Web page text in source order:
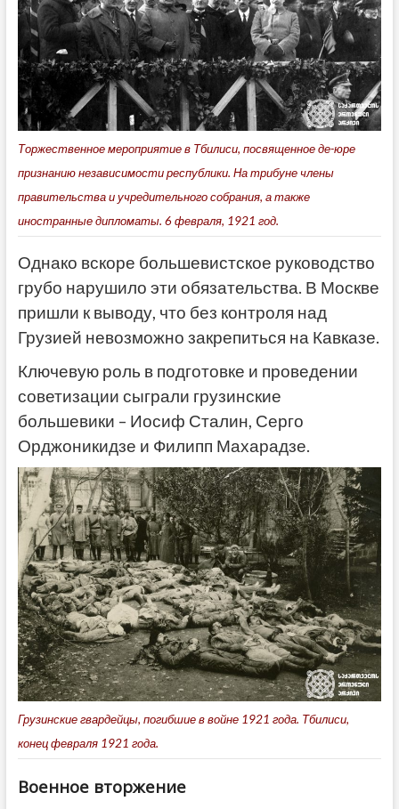
Торжественное мероприятие в Тбилиси, посвященное де-юре
признанию независимости республики. На трибуне члены
правительства и учредительного собрания, а также
иностранные дипломаты. 6 февраля, 1921 год.
Однако вскоре большевистское руководство
грубо нарушило эти обязательства. В Москве
пришли к выводу, что без контроля над
Грузией невозможно закрепиться на Кавказе.
Ключевую роль в подготовке и проведении
советизации сыграли грузинские
большевики – Иосиф Сталин, Серго
Орджоникидзе и Филипп Махарадзе.
Грузинские гвардейцы, погибшие в войне 1921 года. Тбилиси,
конец февраля 1921 года.
Военное вторжение